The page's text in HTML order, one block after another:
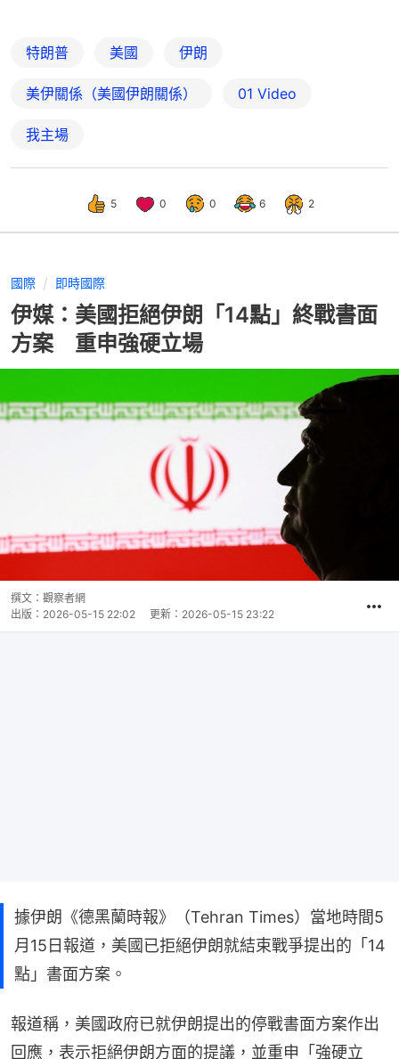
特朗普 美國 伊朗
美伊關係（美國伊朗關係） 01 Video
我主場
5 0 0 6 2
國際 即時國際
伊媒：美國拒絕伊朗「14點」終戰書面
方案 重申強硬立場
撰文： 觀察者網
出版： 2026-05-15 22:02 更新： 2026-05-15 23:22
據伊朗《德黑蘭時報》（Tehran Times）當地時間5
月15日報道，美國已拒絕伊朗就結束戰爭提出的「14
點」書面方案。
報道稱，美國政府已就伊朗提出的停戰書面方案作出
回應，表示拒絕伊朗方面的提議，並重申「強硬立